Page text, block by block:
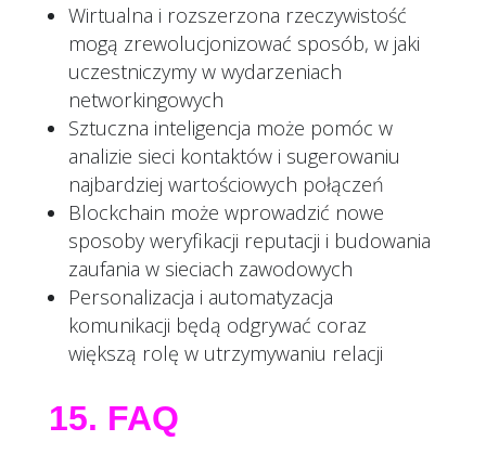
Wirtualna i rozszerzona rzeczywistość
mogą zrewolucjonizować sposób, w jaki
uczestniczymy w wydarzeniach
networkingowych
Sztuczna inteligencja może pomóc w
analizie sieci kontaktów i sugerowaniu
najbardziej wartościowych połączeń
Blockchain może wprowadzić nowe
sposoby weryfikacji reputacji i budowania
zaufania w sieciach zawodowych
Personalizacja i automatyzacja
komunikacji będą odgrywać coraz
większą rolę w utrzymywaniu relacji
15. FAQ